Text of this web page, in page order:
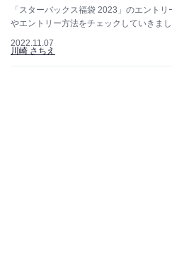
「スターバックス福袋 2023」のエント
やエントリー方法をチェックしていきまし
2022.11.07
川崎 さちえ